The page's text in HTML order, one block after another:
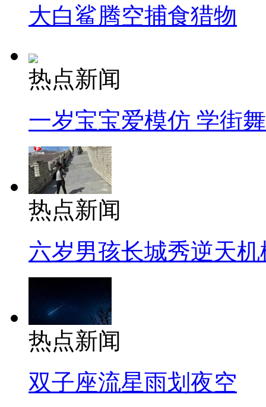
大白鲨腾空捕食猎物
热点新闻
一岁宝宝爱模仿 学街
热点新闻
六岁男孩长城秀逆天机
热点新闻
双子座流星雨划夜空